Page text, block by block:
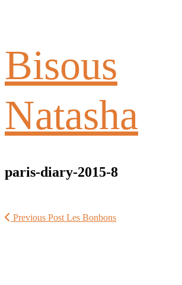
Bisous
Natasha
paris-diary-2015-8
Previous Post Les Bonbons